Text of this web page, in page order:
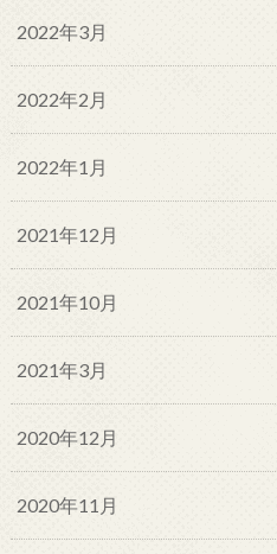
2022年3月
2022年2月
2022年1月
2021年12月
2021年10月
2021年3月
2020年12月
2020年11月